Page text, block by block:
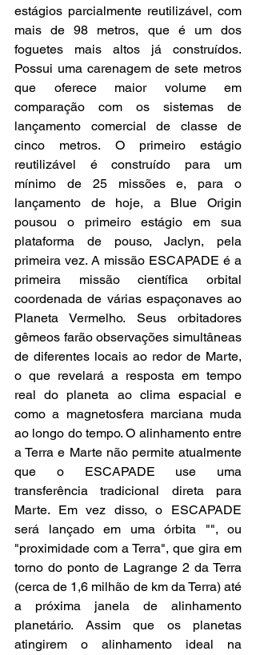
estágios parcialmente reutilizável, com
mais de 98 metros, que é um dos
foguetes mais altos já construídos.
Possui uma carenagem de sete metros
que oferece maior volume em
comparação com os sistemas de
lançamento comercial de classe de
cinco metros. O primeiro estágio
reutilizável é construído para um
mínimo de 25 missões e, para o
lançamento de hoje, a Blue Origin
pousou o primeiro estágio em sua
plataforma de pouso, Jaclyn, pela
primeira vez. A missão ESCAPADE é a
primeira missão científica orbital
coordenada de várias espaçonaves ao
Planeta Vermelho. Seus orbitadores
gêmeos farão observações simultâneas
de diferentes locais ao redor de Marte,
o que revelará a resposta em tempo
real do planeta ao clima espacial e
como a magnetosfera marciana muda
ao longo do tempo. O alinhamento entre
a Terra e Marte não permite atualmente
que o ESCAPADE use uma
transferência tradicional direta para
Marte. Em vez disso, o ESCAPADE
será lançado em uma órbita "", ou
"proximidade com a Terra", que gira em
torno do ponto de Lagrange 2 da Terra
(cerca de 1,6 milhão de km da Terra) até
a próxima janela de alinhamento
planetário. Assim que os planetas
atingirem o alinhamento ideal na